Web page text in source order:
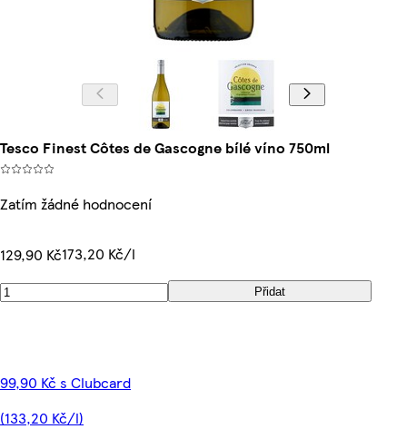
Tesco Finest Côtes de Gascogne bílé víno 750ml
Zatím žádné hodnocení
129,90 Kč173,20 Kč/l
Přidat
99,90 Kč s Clubcard
(133,20 Kč/l)